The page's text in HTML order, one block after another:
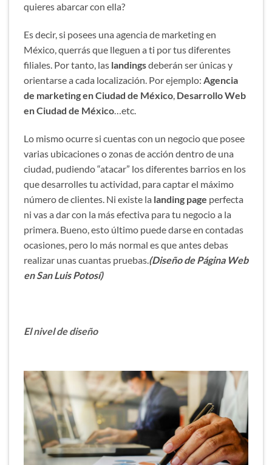
quieres abarcar con ella?
Es decir, si posees una agencia de marketing en
México, querrás que lleguen a ti por tus diferentes
filiales. Por tanto, las landingsdeberán ser únicas y
orientarse a cada localización. Por ejemplo: Agencia
de marketing en Ciudad de México, Desarrollo Web
en Ciudad de México…etc.
Lo mismo ocurre si cuentas con un negocio que posee
varias ubicaciones o zonas de acción dentro de una
ciudad, pudiendo “atacar” los diferentes barrios en los
que desarrolles tu actividad, para captar el máximo
número de clientes. Ni existe la landing page perfecta
ni vas a dar con la más efectiva para tu negocio a la
primera. Bueno, esto último puede darse en contadas
ocasiones, pero lo más normal es que antes debas
realizar unas cuantas pruebas.(Diseño de Página Web
en San Luis Potosí)
El nivel de diseño